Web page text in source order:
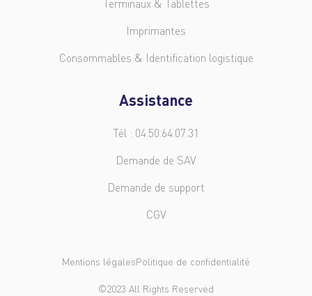
Terminaux & Tablettes
Imprimantes
Consommables & Identification logistique
Assistance
Tél : 04.50.64.07.31
Demande de SAV
Demande de support
CGV
Mentions légalesPolitique de confidentialité
©2023 All Rights Reserved